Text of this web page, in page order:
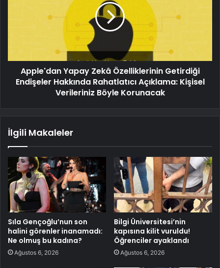
Apple'dan Yapay Zekâ Özelliklerinin Getirdiği
Endişeler Hakkında Rahatlatıcı Açıklama: Kişisel
Verileriniz Böyle Korunacak
İlgili Makaleler
Sıla Gençoğlu’nun son
halini görenler inanamadı:
Ne olmuş bu kadına?
Ağustos 6, 2026
Bilgi Üniversitesi’nin
kapısına kilit vuruldu!
Öğrenciler ayaklandı
Ağustos 6, 2026